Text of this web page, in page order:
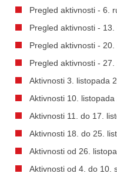
Pregled aktivnosti - 6.
Pregled aktivnosti - 13.
Pregled aktivnosti - 20.
Pregled aktivnosti - 27.
Aktivnosti 3. listopada
Aktivnosti 10. listopada
Aktivnosti 11. do 17.
Aktivnosti 18. do 25.
Aktivnosti od 26.
Aktivnosti od 4. do 10.